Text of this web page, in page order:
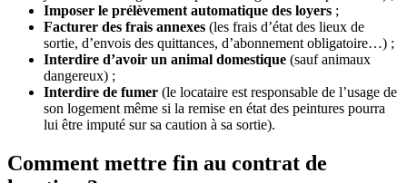
Imposer le prélèvement automatique des loyers ;
Facturer des frais annexes (les frais d’état des lieux de
sortie, d’envois des quittances, d’abonnement obligatoire…) ;
Interdire d’avoir un animal domestique (sauf animaux
dangereux) ;
Interdire de fumer (le locataire est responsable de l’usage de
son logement même si la remise en état des peintures pourra
lui être imputé sur sa caution à sa sortie).
Comment mettre fin au contrat de